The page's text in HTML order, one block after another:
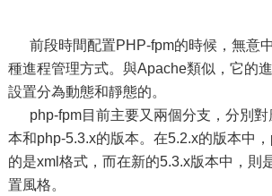
前段時間配置PHP-fpm的時候，無意
種進程管理方式。與Apache類似，它的
設置分為動態和靜態的。
php-fpm目前主要又兩個分支，分別對
本和php-5.3.x的版本。在5.2.x的版本中
的是xml格式，而在新的5.3.x版本中，則
置風格。